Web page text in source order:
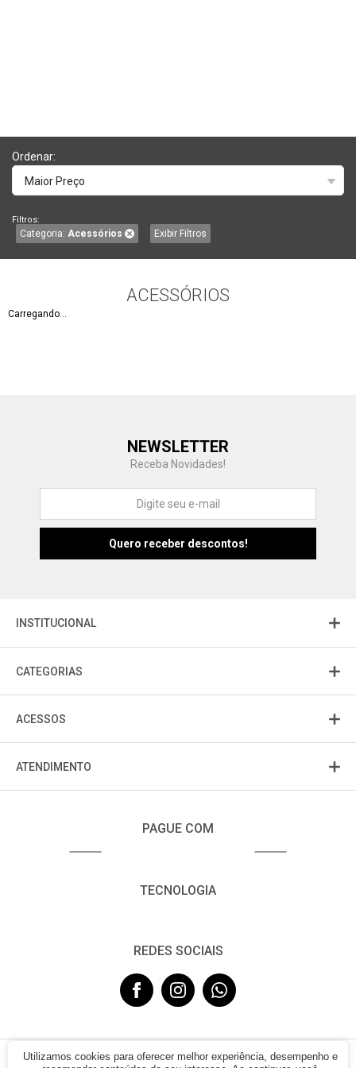
Ordenar:
Maior Preço
Filtros:
Categoria: Acessórios Exibir Filtros
ACESSÓRIOS
Carregando...
NEWSLETTER
Receba Novidades!
INSTITUCIONAL
CATEGORIAS
ACESSOS
ATENDIMENTO
PAGUE COM
TECNOLOGIA
REDES SOCIAIS
Fu Fujisom
Utilizamos cookies para oferecer melhor experiência, desempenho e